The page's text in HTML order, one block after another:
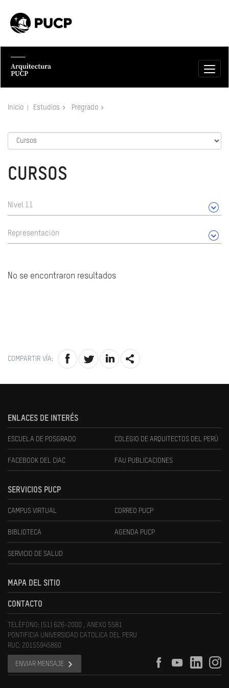
Inicio Estudios Pregrado
CURSOS
Nivel 11
Representación
No se encontraron resultados
COMPARTIR VÍA:
ENLACES DE INTERÉS
ESCUELA DE POSGRADO COLEGIO DE ARQUITECTOS DEL PERÚ
FACEBOOK DEL CIAC FAU PUBLICACIONES
SERVICIOS PUCP
CAMPUS VIRTUAL CORREO PUCP
BIBLIOTECA AGENDA PUCP
SERVICIO DE SALUD
MAPA DEL SITIO
CONTACTO
TELÉFONO: (51) 626-2000 , ANEXO 5581
PONTIFICIA UNIVERSIDAD CATOLICA DEL PERU
RUC: 20155945860
ENVIAR MENSAJE